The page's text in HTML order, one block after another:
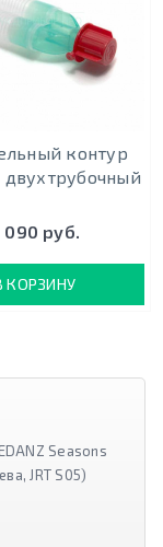
контур
двухтрубочный
090 руб.
КОРЗИНУ
Seasons
JRT S05)